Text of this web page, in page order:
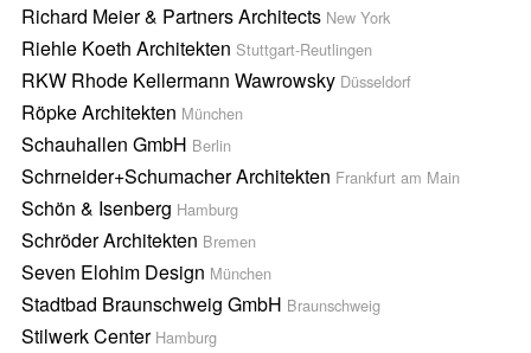
Richard Meier & Partners Architects New York
Riehle Koeth Architekten Stuttgart-Reutlingen
RKW Rhode Kellermann Wawrowsky Düsseldorf
Röpke Architekten München
Schauhallen GmbH Berlin
Schrneider+Schumacher Architekten Frankfurt am Main
Schön & Isenberg Hamburg
Schröder Architekten Bremen
Seven Elohim Design München
Stadtbad Braunschweig GmbH Braunschweig
Stilwerk CenterHamburg